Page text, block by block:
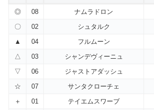
◎ 08 ナムラドロン
〇
02 シュタルク
▲
04 フルムーン
△
03 シャンデヴィーニュ
▽
06 ジャストアダッシュ
☆
07 サンタクローチェ
＋
01 テイエムスワーブ